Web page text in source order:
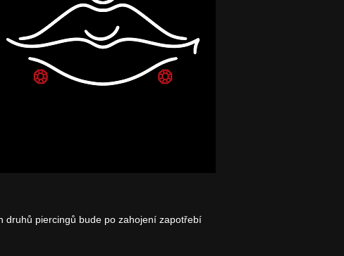
druhů piercingů bude po zahojení zapotřebí